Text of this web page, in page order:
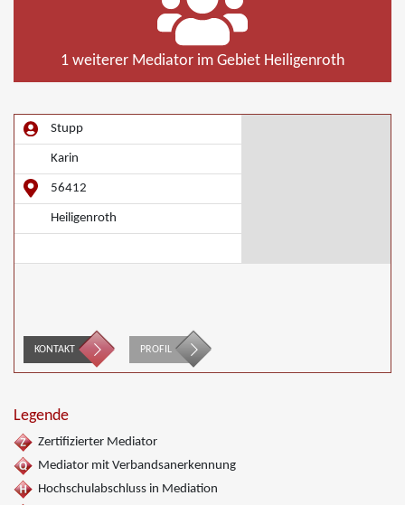
1 weiterer Mediator im Gebiet Heiligenroth
Stupp
Karin
56412
Heiligenroth
KONTAKT PROFIL
Legende
Zertifizierter Mediator
Mediator mit Verbandsanerkennung
Hochschulabschluss in Mediation